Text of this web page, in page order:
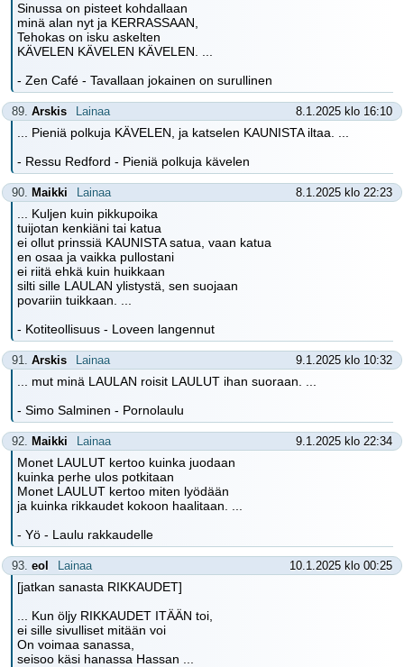
Sinussa on pisteet kohdallaan
minä alan nyt ja KERRASSAAN,
Tehokas on isku askelten
KÄVELEN KÄVELEN KÄVELEN. ...
- Zen Café - Tavallaan jokainen on surullinen
89. Arskis Lainaa 8.1.2025 klo 16:10
... Pieniä polkuja KÄVELEN, ja katselen KAUNISTA iltaa. ...
- Ressu Redford - Pieniä polkuja kävelen
90. Maikki Lainaa 8.1.2025 klo 22:23
... Kuljen kuin pikkupoika
tuijotan kenkiäni tai katua
ei ollut prinssiä KAUNISTA satua, vaan katua
en osaa ja vaikka pullostani
ei riitä ehkä kuin huikkaan
silti sille LAULAN ylistystä, sen suojaan
povariin tuikkaan. ...
- Kotiteollisuus - Loveen langennut
91. Arskis Lainaa 9.1.2025 klo 10:32
... mut minä LAULAN roisit LAULUT ihan suoraan. ...
- Simo Salminen - Pornolaulu
92. Maikki Lainaa 9.1.2025 klo 22:34
Monet LAULUT kertoo kuinka juodaan
kuinka perhe ulos potkitaan
Monet LAULUT kertoo miten lyödään
ja kuinka rikkaudet kokoon haalitaan. ...
- Yö - Laulu rakkaudelle
93. eol Lainaa 10.1.2025 klo 00:25
[jatkan sanasta RIKKAUDET]
... Kun öljy RIKKAUDET ITÄÄN toi,
ei sille sivulliset mitään voi
On voimaa sanassa,
seisoo käsi hanassa Hassan ...